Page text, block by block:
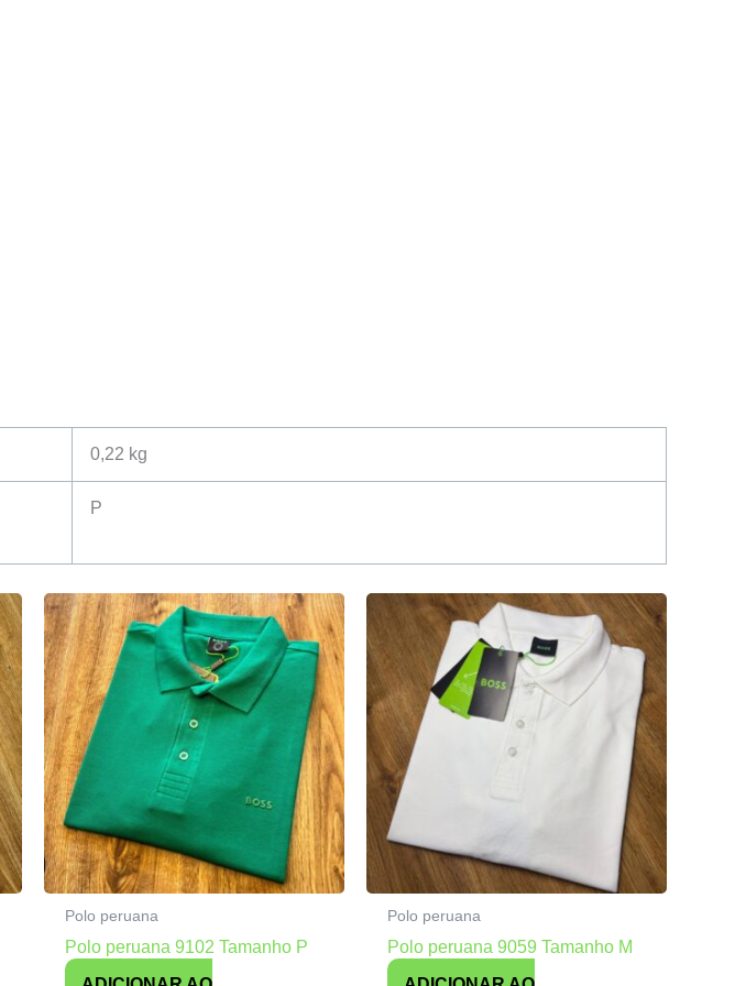
0,22 kg
P
Polo peruana
Polo peruana 9102 Tamanho P
Polo peruana
Polo peruana 9059 Tamanho M